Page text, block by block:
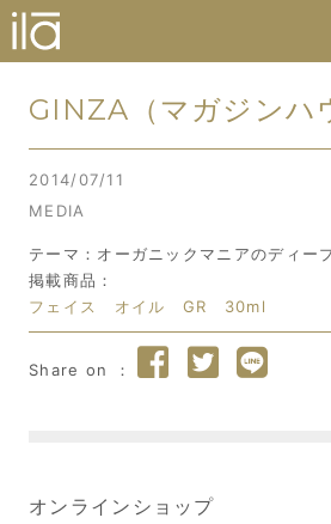
GINZA（マガジンハ
2014/07/11
MEDIA
テーマ：オーガニックマニアのディー
掲載商品：
フェイス オイル GR 30ml
オンラインショップ